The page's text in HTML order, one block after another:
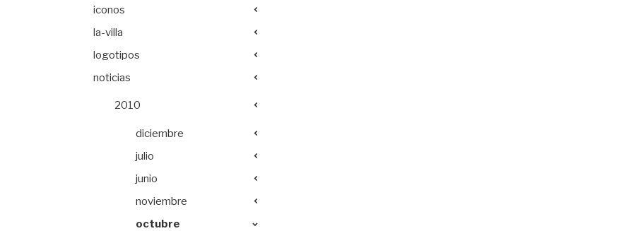
iconos
la-villa
logotipos
noticias
2010
diciembre
julio
junio
noviembre
octubre